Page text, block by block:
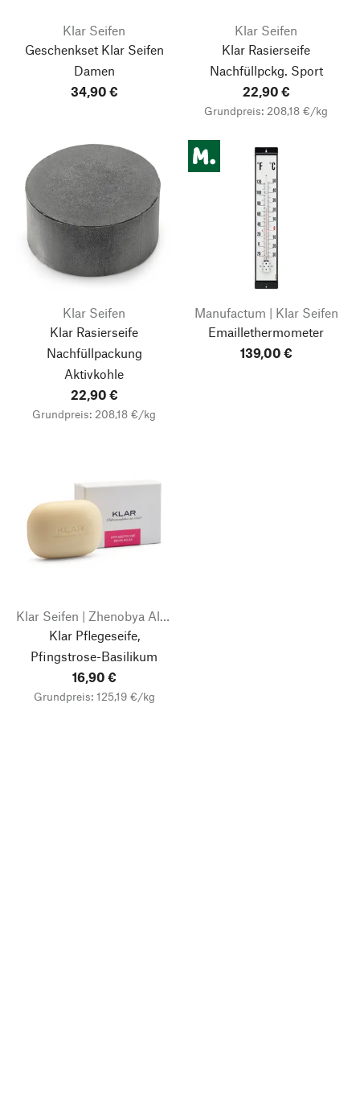
Klar Seifen
Geschenkset Klar Seifen
Damen
34,90 €
Klar Seifen
Klar Rasierseife
Nachfüllpckg. Sport
22,90 €
Grundpreis: 208,18 €/kg
Klar Seifen
Klar Rasierseife
Nachfüllpackung
Aktivkohle
22,90 €
Grundpreis: 208,18 €/kg
Manufactum | Klar Seifen
Emaillethermometer
139,00 €
Klar Seifen | Zhenobya Aleppo- und Naturseifen
Klar Pflegeseife,
Pfingstrose-Basilikum
16,90 €
Grundpreis: 125,19 €/kg